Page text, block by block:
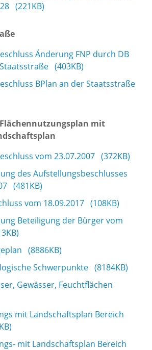
(221KB)
Änderung FNP durch DB
(403KB)
BPlan an der Staatsstraße
mit
vom 23.07.2007 (372KB)
des Aufstellungsbeschlusses
(481KB)
vom 18.09.2017 (108KB)
Beteiligung der Bürger vom
(8886KB)
Schwerpunkte (8184KB)
Gewässer, Feuchtflächen
mit Landschaftsplan Bereich
mit Landschaftsplan Bereich